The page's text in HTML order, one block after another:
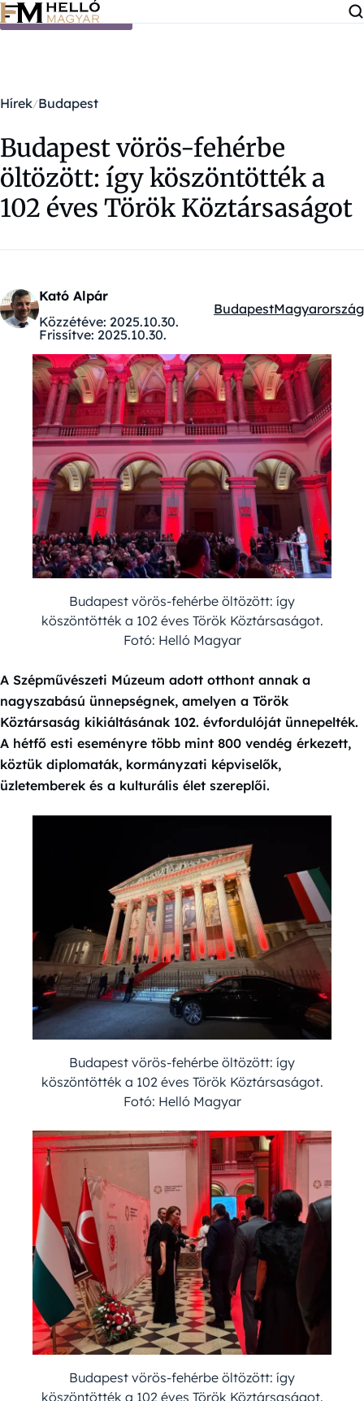
Ugrás a tartalomra
Hírek Budapest
Budapest vörös-fehérbe
öltözött: így köszöntötték a
102 éves Török Köztársaságot
Kató Alpár
Közzétéve: 2025.10.30.
Frissítve: 2025.10.30.
Kategóriák:
BudapestMagyarország
Budapest vörös-fehérbe öltözött: így
köszöntötték a 102 éves Török Köztársaságot.
Fotó: Helló Magyar
A Szépművészeti Múzeum adott otthont annak a
nagyszabású ünnepségnek, amelyen a Török
Köztársaság kikiáltásának 102. évfordulóját ünnepelték.
A hétfő esti eseményre több mint 800 vendég érkezett,
köztük diplomaták, kormányzati képviselők,
üzletemberek és a kulturális élet szereplői.
Budapest vörös-fehérbe öltözött: így
köszöntötték a 102 éves Török Köztársaságot.
Fotó: Helló Magyar
Budapest vörös-fehérbe öltözött: így
köszöntötték a 102 éves Török Köztársaságot.